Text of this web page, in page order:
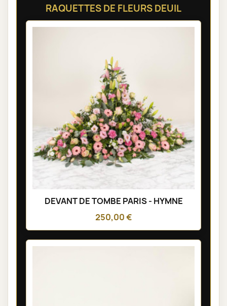
RAQUETTES DE FLEURS DEUIL
DEVANT DE TOMBE PARIS - HYMNE
250,00 €